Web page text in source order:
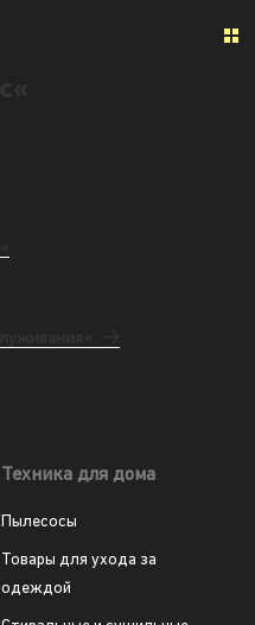
Техника для дома
Пылесосы
Товары для ухода за
одеждой